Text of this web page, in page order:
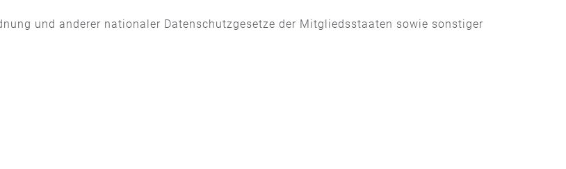
und anderer nationaler Datenschutzgesetze der Mitgliedsstaaten sowie sonstiger